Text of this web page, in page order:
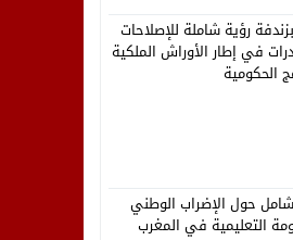
رؤية شاملة للإصلاحات
في إطار الأوراش الملكية
الحكومية
حول الإضراب الوطني
التعليمية في المغرب